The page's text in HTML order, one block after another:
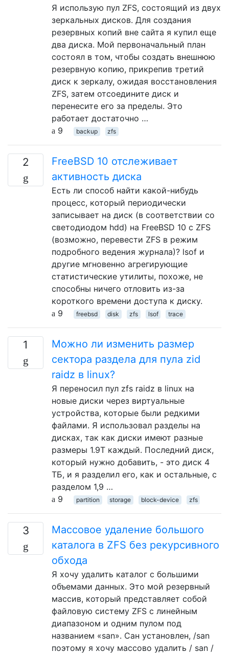
Я использую пул ZFS, состоящий из двух
зеркальных дисков. Для создания
резервных копий вне сайта я купил еще
два диска. Мой первоначальный план
состоял в том, чтобы создать внешнюю
резервную копию, прикрепив третий
диск к зеркалу, ожидая восстановления
ZFS, затем отсоедините диск и
перенесите его за пределы. Это
работает достаточно …
9
backup zfs
2
FreeBSD 10 отслеживает
активность диска
Есть ли способ найти какой-нибудь
процесс, который периодически
записывает на диск (в соответствии со
светодиодом hdd) на FreeBSD 10 с ZFS
(возможно, перевести ZFS в режим
подробного ведения журнала)? lsof и
другие мгновенно агрегирующие
статистические утилиты, похоже, не
способны ничего отловить из-за
короткого времени доступа к диску.
9
freebsd disk zfs lsof trace
1
Можно ли изменить размер
сектора раздела для пула zid
raidz в linux?
Я переносил пул zfs raidz в linux на
новые диски через виртуальные
устройства, которые были редкими
файлами. Я использовал разделы на
дисках, так как диски имеют разные
размеры 1.9T каждый. Последний диск,
который нужно добавить, - это диск 4
ТБ, и я разделил его, как и остальные, с
разделом 1,9 …
9
partition storage block-device zfs
3
Массовое удаление большого
каталога в ZFS без рекурсивного
обхода
Я хочу удалить каталог с большими
объемами данных. Это мой резервный
массив, который представляет собой
файловую систему ZFS с линейным
диапазоном и одним пулом под
названием «san». Сан установлен, /san
поэтому я хочу массово удалить / san /